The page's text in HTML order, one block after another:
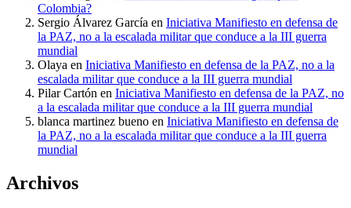
Colombia?
Sergio Álvarez García en Iniciativa Manifiesto en defensa de
la PAZ, no a la escalada militar que conduce a la III guerra
mundial
Olaya en Iniciativa Manifiesto en defensa de la PAZ, no a la
escalada militar que conduce a la III guerra mundial
Pilar Cartón en Iniciativa Manifiesto en defensa de la PAZ, no
a la escalada militar que conduce a la III guerra mundial
blanca martinez bueno en Iniciativa Manifiesto en defensa de
la PAZ, no a la escalada militar que conduce a la III guerra
mundial
Archivos